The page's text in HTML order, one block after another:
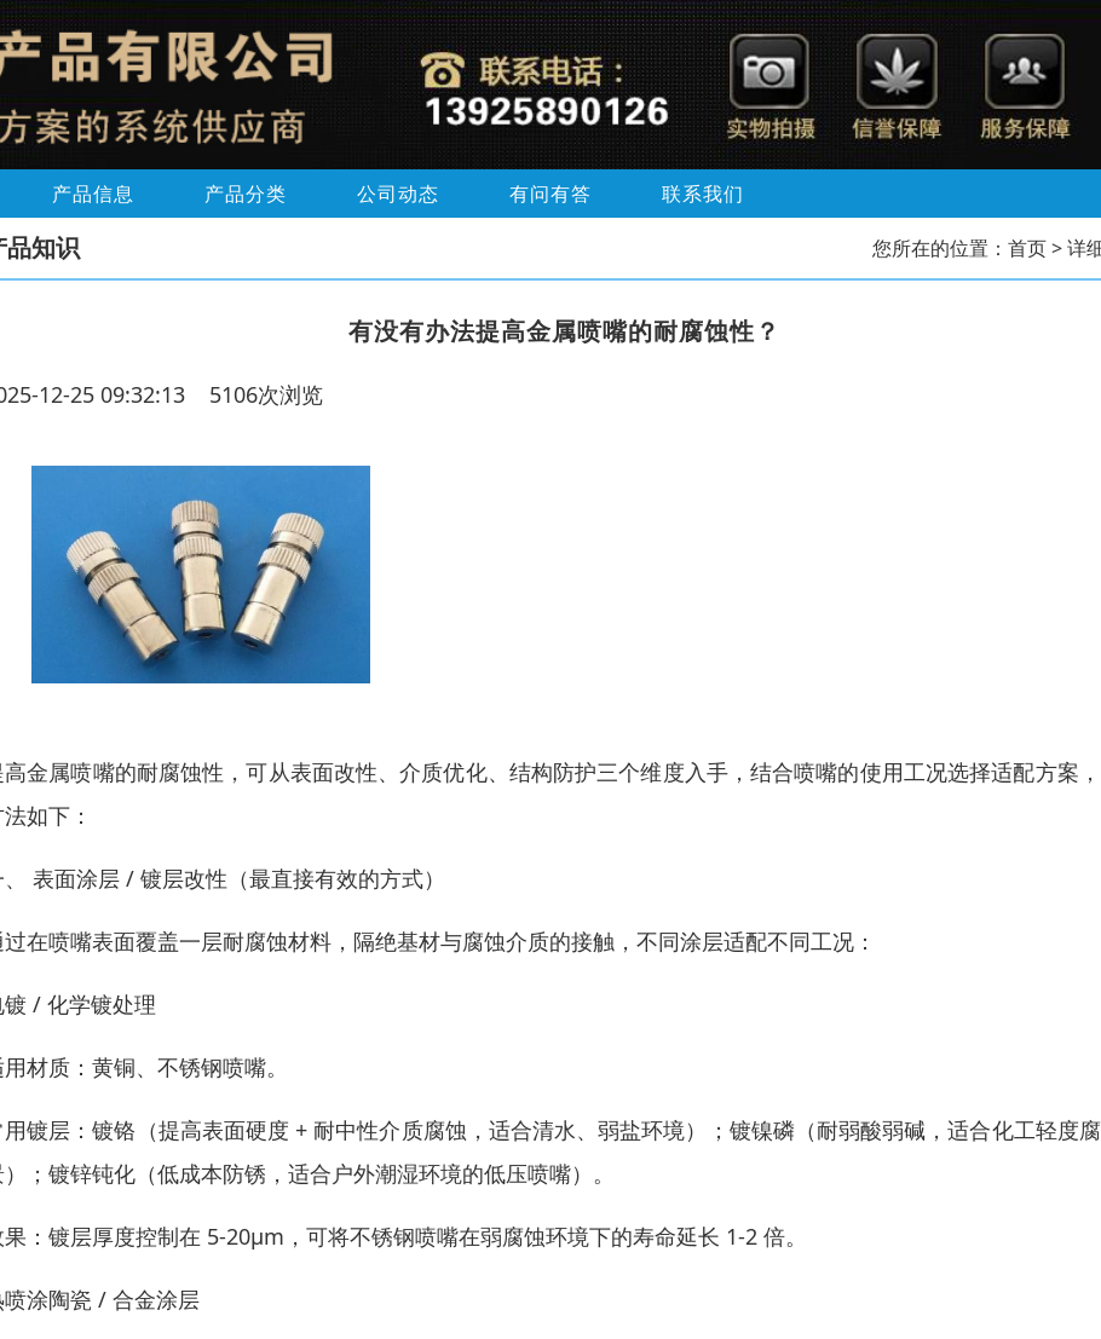
产品信息 产品分类 公司动态 有问有答 联系我们
品知识 您所在的位置： 首页> 详
有没有办法提高金属喷嘴的耐腐蚀性？
12-25 09:32:13 5106次浏览
金属喷嘴的耐腐蚀性，可从表面改性、介质优化、结构防护三个维度入手，结合喷嘴的使用工况选择适配方案
如下：
表面涂层 / 镀层改性（最直接有效的方式）
在喷嘴表面覆盖一层耐腐蚀材料，隔绝基材与腐蚀介质的接触，不同涂层适配不同工况：
镀 / 化学镀处理
材质：黄铜、不锈钢喷嘴。
镀层：镀铬（提高表面硬度 + 耐中性介质腐蚀，适合清水、弱盐环境）；镀镍磷（耐弱酸弱碱，适合化工轻度
；镀锌钝化（低成本防锈，适合户外潮湿环境的低压喷嘴）。
：镀层厚度控制在 5-20μm，可将不锈钢喷嘴在弱腐蚀环境下的寿命延长 1-2 倍。
涂陶瓷 / 合金涂层